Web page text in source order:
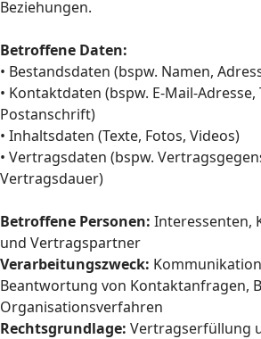
Beziehungen.
Betroffene Daten:
• Bestandsdaten (bspw. Namen,
• Kontaktdaten (bspw. E-Mail-
Postanschrift)
• Inhaltsdaten (Texte, Fotos, Videos)
• Vertragsdaten (bspw.
Vertragsdauer)
Betroffene Personen: Interessenten,
und Vertragspartner
Verarbeitungszweck:
Beantwortung von Kontaktanfragen,
Organisationsverfahren
Rechtsgrundlage: Vertragserfüllung